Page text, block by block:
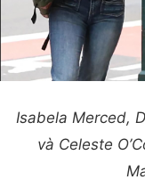
Isabela Merced,
và Celeste